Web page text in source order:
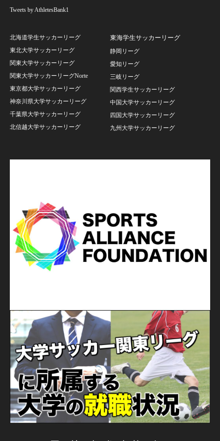
Tweets by AthletesBank1
北海道学生サッカーリーグ
東北大学サッカーリーグ
関東大学サッカーリーグ
関東大学サッカーリーグNorte
東京都大学サッカーリーグ
神奈川県大学サッカーリーグ
千葉県大学サッカーリーグ
北信越大学サッカーリーグ
東海学生サッカーリーグ
静岡リーグ
愛知リーグ
三岐リーグ
関西学生サッカーリーグ
中国大学サッカーリーグ
四国大学サッカーリーグ
九州大学サッカーリーグ